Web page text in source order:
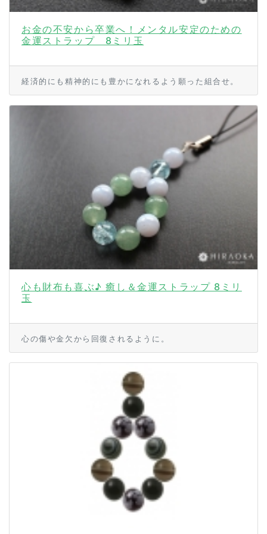
お金の不安から卒業へ！メンタル安定のための
金運ストラップ 8ミリ玉
経済的にも精神的にも豊かになれるよう願った組合せ。
心も財布も喜ぶ♪ 癒し＆金運ストラップ 8ミリ
玉
心の傷や金欠から回復されるように。